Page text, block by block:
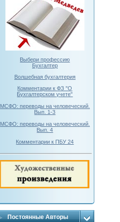
Выбери профессию
Бухгалтер
Волшебная бухгалтерия
Комментарии к ФЗ "О
Бухгалтерском учете"
МСФО: переводы на человеческий.
Вып. 1-3
МСФО: переводы на человеческий.
Вып. 4
Комментарии к ПБУ 24
Постоянные Авторы